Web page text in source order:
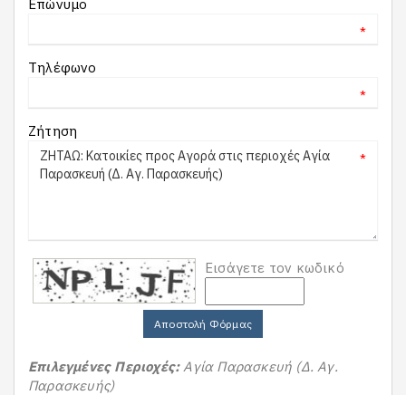
Επώνυμο
*
Τηλέφωνο
*
Ζήτηση
*
Εισάγετε τον κωδικό
Αποστολή Φόρμας
Επιλεγμένες Περιοχές:Αγία Παρασκευή (Δ. Αγ.
Παρασκευής)